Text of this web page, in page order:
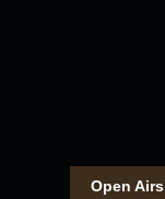
Open Airs